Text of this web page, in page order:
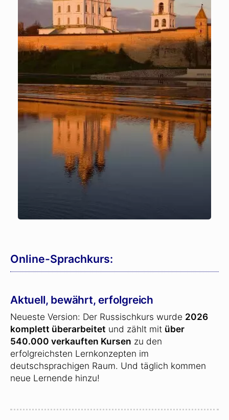
Online-Sprachkurs:
Aktuell, bewährt, erfolgreich
Neueste Version: Der Russischkurs wurde 2026
komplett überarbeitet und zählt mit über
540.000 verkauften Kursen zu den
erfolgreichsten Lernkonzepten im
deutschsprachigen Raum. Und täglich kommen
neue Lernende hinzu!